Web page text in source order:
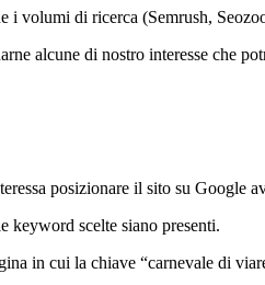
volumi di ricerca (Semrush,
alcune di nostro interesse che
posizionare il sito su Google
keyword scelte siano presenti.
in cui la chiave “carnevale di